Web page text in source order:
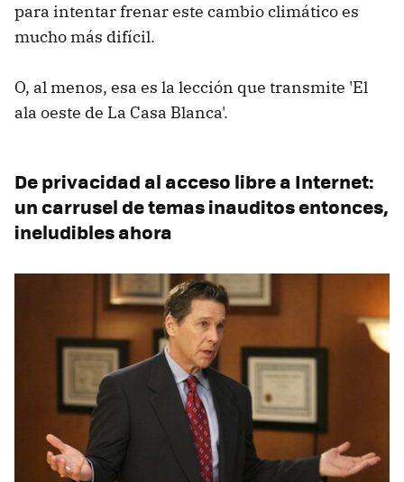
para intentar frenar este cambio climático es
mucho más difícil.
O, al menos, esa es la lección que transmite 'El
ala oeste de La Casa Blanca'.
De privacidad al acceso libre a Internet:
un carrusel de temas inauditos entonces,
ineludibles ahora